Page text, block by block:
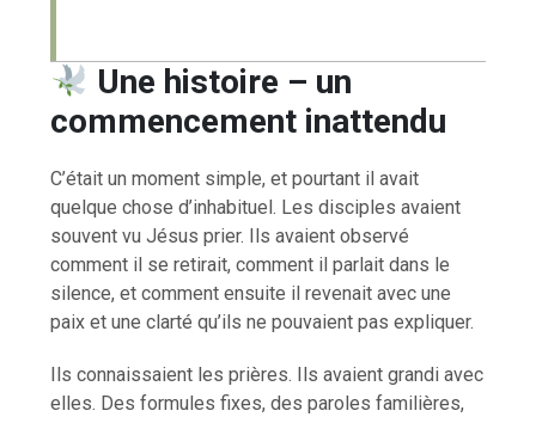
Une histoire – un
commencement inattendu
C’était un moment simple, et pourtant il avait
quelque chose d’inhabituel. Les disciples avaient
souvent vu Jésus prier. Ils avaient observé
comment il se retirait, comment il parlait dans le
silence, et comment ensuite il revenait avec une
paix et une clarté qu’ils ne pouvaient pas expliquer.
Ils connaissaient les prières. Ils avaient grandi avec
elles. Des formules fixes, des paroles familières,